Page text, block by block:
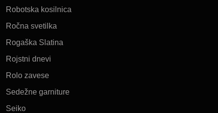
Robotska kosilnica
Ročna svetilka
Rogaška Slatina
Rojstni dnevi
Rolo zavese
Sedežne garniture
Seiko